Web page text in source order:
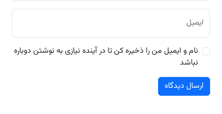
ایمیل
نام و ایمیل من را ذخیره کن تا در آینده نیازی به نوشتن دوباره
نباشد